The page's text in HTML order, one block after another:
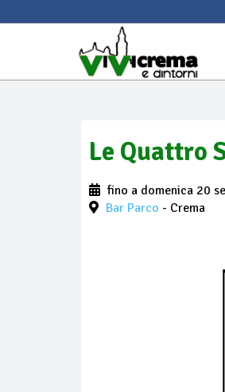
Le Quattro
fino a domenica 20
Bar Parco - Crema